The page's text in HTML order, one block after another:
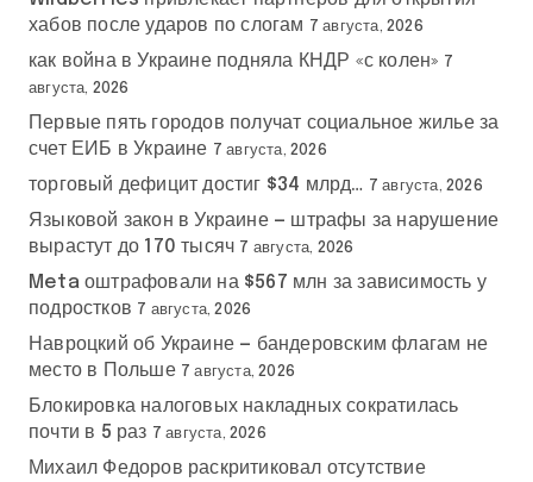
хабов после ударов по слогам 7 августа, 2026
как война в Украине подняла КНДР «с колен» 7
августа, 2026
Первые пять городов получат социальное жилье за
счет ЕИБ в Украине 7 августа, 2026
торговый дефицит достиг $34 млрд… 7 августа, 2026
Языковой закон в Украине — штрафы за нарушение
вырастут до 170 тысяч 7 августа, 2026
Meta оштрафовали на $567 млн за зависимость у
подростков 7 августа, 2026
Навроцкий об Украине — бандеровским флагам не
место в Польше 7 августа, 2026
Блокировка налоговых накладных сократилась
почти в 5 раз 7 августа, 2026
Михаил Федоров раскритиковал отсутствие